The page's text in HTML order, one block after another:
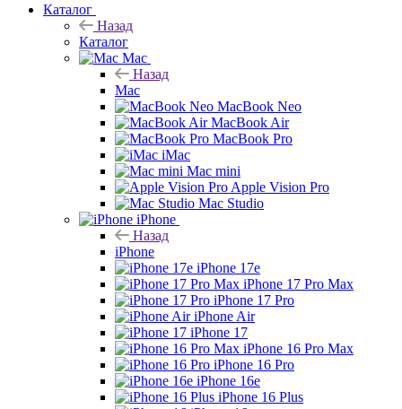
Каталог
Назад
Каталог
Mac
Назад
Mac
MacBook Neo
MacBook Air
MacBook Pro
iMac
Mac mini
Apple Vision Pro
Mac Studio
iPhone
Назад
iPhone
iPhone 17e
iPhone 17 Pro Max
iPhone 17 Pro
iPhone Air
iPhone 17
iPhone 16 Pro Max
iPhone 16 Pro
iPhone 16e
iPhone 16 Plus